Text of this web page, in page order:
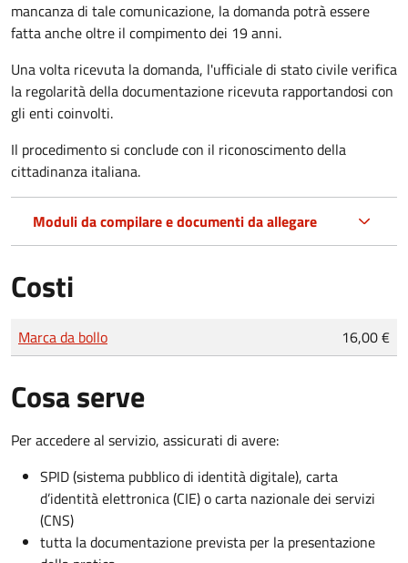
mancanza di tale comunicazione, la domanda potrà essere
fatta anche oltre il compimento dei 19 anni.
Una volta ricevuta la domanda, l'ufficiale di stato civile verifica
la regolarità della documentazione ricevuta rapportandosi con
gli enti coinvolti.
Il procedimento si conclude con il riconoscimento della
cittadinanza italiana.
Moduli da compilare e documenti da allegare
Costi
Tipo di pagamento
Importo
Marca da bollo 16,00 €
Cosa serve
Per accedere al servizio, assicurati di avere:
SPID (sistema pubblico di identità digitale), carta
d’identità elettronica (CIE) o carta nazionale dei servizi
(CNS)
tutta la documentazione prevista per la presentazione